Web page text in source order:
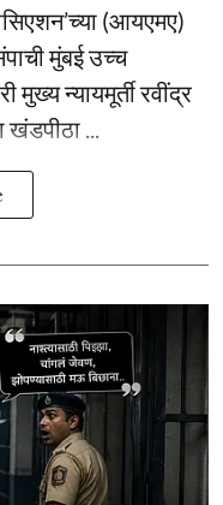
(आयएमए)
मुंबई उच्च
मुख्य न्यायमूर्ती रवींद्र
...